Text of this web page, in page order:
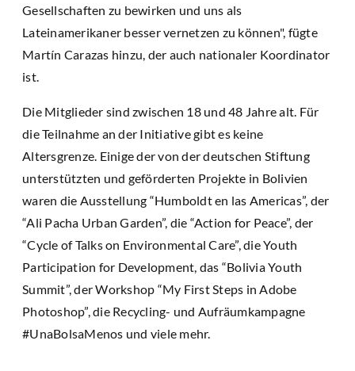
Gesellschaften zu bewirken und uns als
Lateinamerikaner besser vernetzen zu können", fügte
Martín Carazas hinzu, der auch nationaler Koordinator
ist.
Die Mitglieder sind zwischen 18 und 48 Jahre alt. Für
die Teilnahme an der Initiative gibt es keine
Altersgrenze. Einige der von der deutschen Stiftung
unterstützten und geförderten Projekte in Bolivien
waren die Ausstellung “Humboldt en las Americas”, der
“Ali Pacha Urban Garden”, die “Action for Peace”, der
“Cycle of Talks on Environmental Care”, die Youth
Participation for Development, das “Bolivia Youth
Summit”, der Workshop “My First Steps in Adobe
Photoshop”, die Recycling- und Aufräumkampagne
#UnaBolsaMenos und viele mehr.